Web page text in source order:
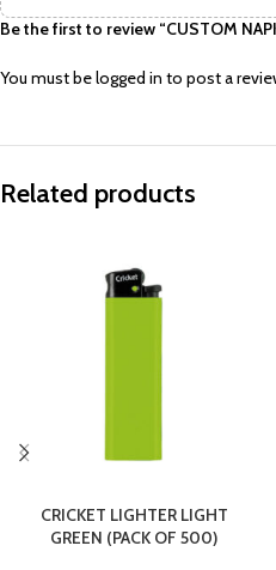
Be the first to review “CUSTOM
You must belogged in to post a
Related products
CRICKET LIGHTER LIGHT
GREEN (PACK OF 500)